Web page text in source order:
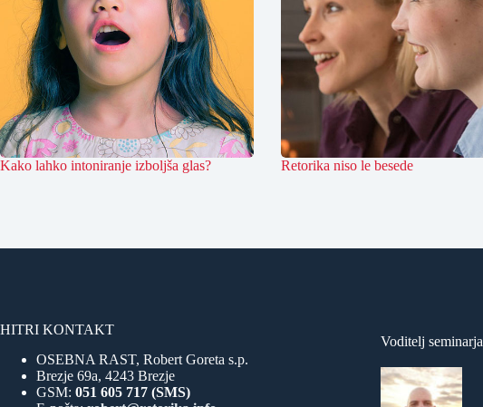
Kako lahko intoniranje izboljša glas? Retorika niso le besede
HITRI KONTAKT
OSEBNA RAST, Robert Goreta s.p.
Brezje 69a, 4243 Brezje
GSM: 051 605 717 (SMS)
Voditelj seminarja